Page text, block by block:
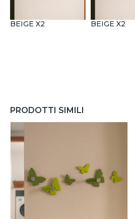
BEIGE X2 BEIGE X2
PRODOTTI SIMILI